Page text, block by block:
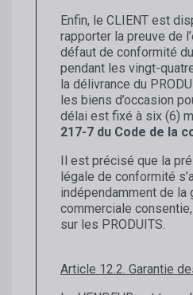
Enfin, le CLIENT est
rapporter la preuve de
défaut de conformité
pendant les vingt-
la délivrance du
les biens d’occasion
délai est fixé à six (6)
217-7 du Code de la
Il est précisé que la
légale de conformité
indépendamment de la
commerciale
sur les PRODUITS.
Article 12.2. Garantie